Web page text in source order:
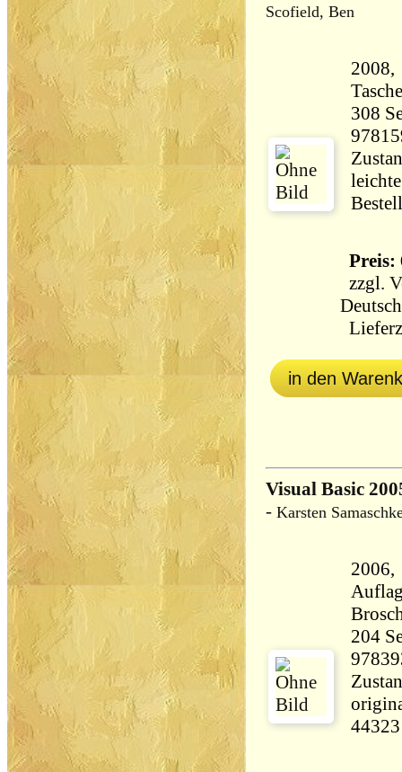
Scofield, Ben
2008,
308 Seiten
Preis:
zzgl.
in den
Visual Basic
- Karsten
2006,
204 Seiten
44323